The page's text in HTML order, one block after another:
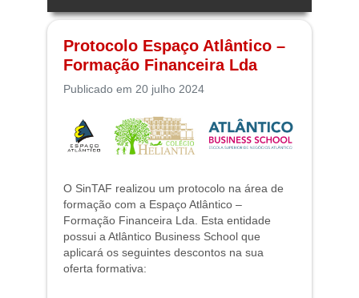
Protocolo Espaço Atlântico –
Formação Financeira Lda
Publicado em 20 julho 2024
O SinTAF realizou um protocolo na área de
formação com a Espaço Atlântico –
Formação Financeira Lda. Esta entidade
possui a Atlântico Business School que
aplicará os seguintes descontos na sua
oferta formativa: